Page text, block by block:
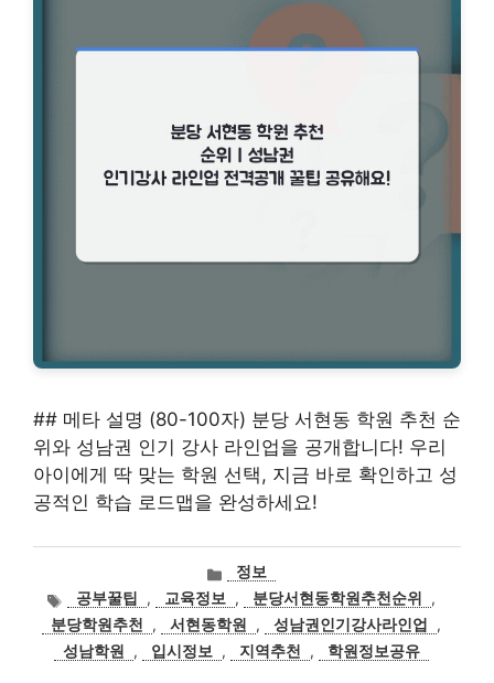
## 메타 설명 (80-100자) 분당 서현동 학원 추천 순
위와 성남권 인기 강사 라인업을 공개합니다! 우리
아이에게 딱 맞는 학원 선택, 지금 바로 확인하고 성
공적인 학습 로드맵을 완성하세요!
카
고
리
정보
태
그
공부꿀팁 , 교육정보 , 분당서현동학원추천순위
,
분당학원추천
, 서현동학원 , 성남권인기강사라인업
,
성남학원
, 입시정보 , 지역추천 , 학원정보공유